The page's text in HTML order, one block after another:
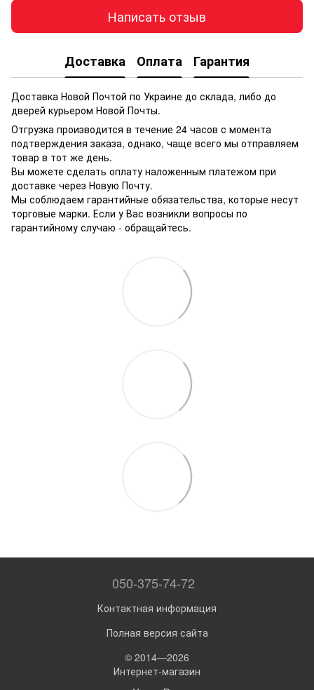
Написать отзыв
Доставка Оплата Гарантия
Доставка Новой Почтой по Украине до склада, либо до
дверей курьером Новой Почты.
Отгрузка производится в течение 24 часов с момента
подтверждения заказа, однако, чаще всего мы отправляем
товар в тот же день.
Вы можете сделать оплату наложенным платежом при
доставке через Новую Почту.
Мы соблюдаем гарантийные обязательства, которые несут
торговые марки. Если у Вас возникли вопросы по
гарантийному случаю - обращайтесь.
050-375-74-72
Контактная информация
Полная версия сайта
© 2014—2026
Интернет-магазин